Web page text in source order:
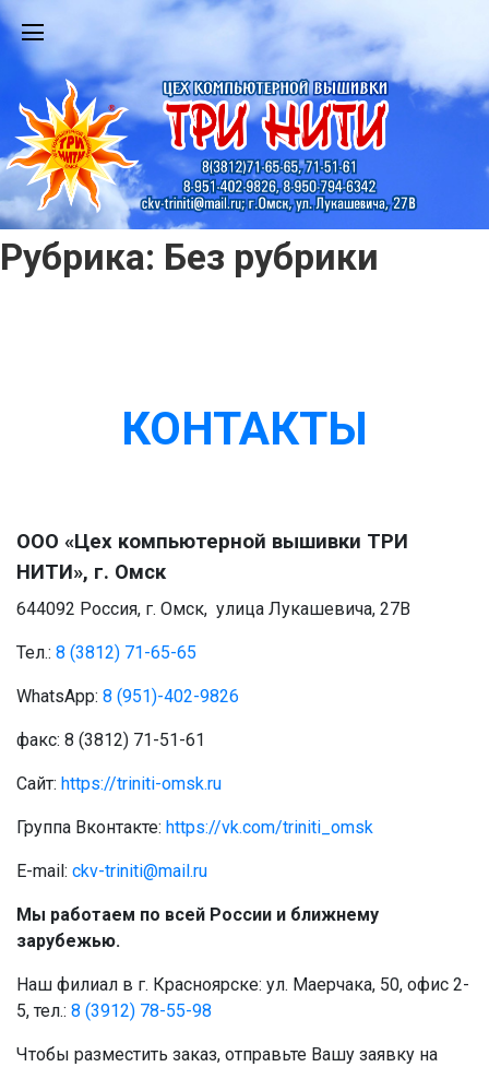
Рубрика: Без рубрики
КОНТАКТЫ
ООО «Цех компьютерной вышивки ТРИ
НИТИ», г. Омск
644092 Россия, г. Омск, улица Лукашевича, 27В
Тел.: 8 (3812) 71-65-65
WhatsApp: 8 (951)-402-9826
факс: 8 (3812) 71-51-61
Сайт: https://triniti-omsk.ru
Группа Вконтакте: https://vk.com/triniti_omsk
E-mail: ckv-triniti@mail.ru
Мы работаем по всей России и ближнему
зарубежью.
Наш филиал в г. Красноярске: ул. Маерчака, 50, офис 2-
5, тел.: 8 (3912) 78-55-98
Чтобы разместить заказ, отправьте Вашу заявку на